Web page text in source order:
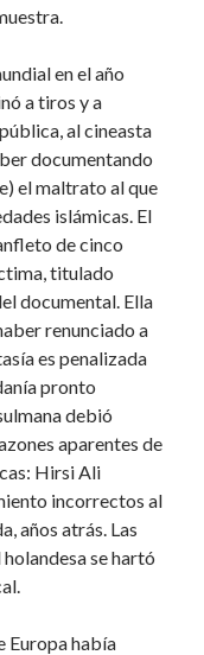
en el año
a tiros y a
al cineasta
documentando
el maltrato al que
islámicas. El
de cinco
titulado
documental. Ella
renunciado a
es penalizada
pronto
debió
aparentes de
Hirsi Ali
incorrectos al
años atrás. Las
se hartó
Europa había